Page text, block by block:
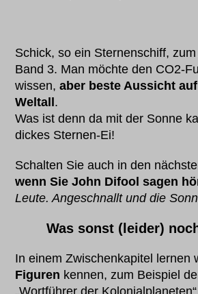
Schick, so ein Sternenschiff,
Band 3. Man möchte den CO2-
wissen,aber beste Aussicht
Weltall .
Was ist denn da mit der Sonne
dickes Sternen-Ei!
Schalten Sie auch in den
wenn Sie John Difool sagen
Leute. Angeschnallt und die
Was sonst (leider)
In einem Zwischenkapitel lernen
Figuren kennen, zum Beispiel
„Wortführer der